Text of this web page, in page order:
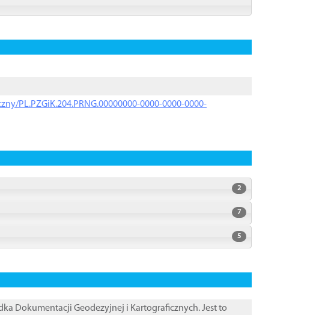
PL.PZGiK.204.PRNG.00000000-0000-0000-0000-
2
7
5
Dokumentacji Geodezyjnej i Kartograficznych. Jest to